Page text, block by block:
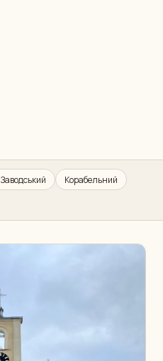
Заводський
Корабельний